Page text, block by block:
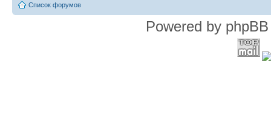
Список форумов
Powered by